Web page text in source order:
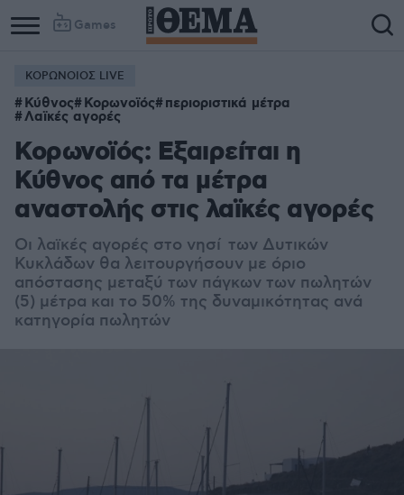
Games
ΚΟΡΩΝΟΙΟΣ LIVE
Κύθνος Κορωνοϊός περιοριστικά μέτρα
Λαϊκές αγορές
Κορωνοϊός: Εξαιρείται η
Κύθνος από τα μέτρα
αναστολής στις λαϊκές αγορές
Οι λαϊκές αγορές στο νησί των Δυτικών
Κυκλάδων θα λειτουργήσουν με όριο
απόστασης μεταξύ των πάγκων των πωλητών
(5) μέτρα και το 50% της δυναμικότητας ανά
κατηγορία πωλητών